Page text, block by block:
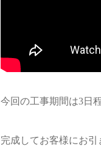
今回の工事期間は3日
完成してお客様にお